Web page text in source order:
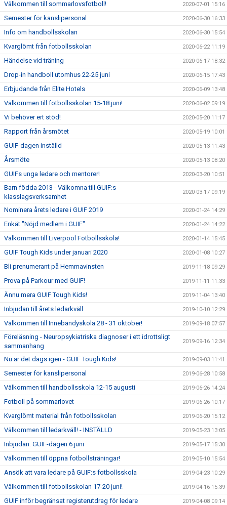
Välkommen till sommarlovsfotboll! 2020-07-01 15:16
Semester för kanslipersonal 2020-06-30 16:33
Info om handbollsskolan 2020-06-30 15:54
Kvarglömt från fotbollsskolan 2020-06-22 11:19
Händelse vid träning 2020-06-17 18:32
Drop-in handboll utomhus 22-25 juni 2020-06-15 17:43
Erbjudande från Elite Hotels 2020-06-09 13:48
Välkommen till fotbollsskolan 15-18 juni! 2020-06-02 09:19
Vi behöver ert stöd! 2020-05-20 11:17
Rapport från årsmötet 2020-05-19 10:01
GUIF-dagen inställd 2020-05-13 11:43
Årsmöte 2020-05-13 08:20
GUIFs unga ledare och mentorer! 2020-03-20 10:51
Barn födda 2013 - Välkomna till GUIF:s
klasslagsverksamhet
2020-03-17 09:19
Nominera årets ledare i GUIF 2019 2020-01-24 14:29
Enkät "Nöjd medlem i GUIF" 2020-01-24 14:22
Välkommen till Liverpool Fotbollsskola! 2020-01-14 15:45
GUIF Tough Kids under januari 2020 2020-01-08 10:27
Bli prenumerant på Hemmavinsten 2019-11-18 09:29
Prova på Parkour med GUIF! 2019-11-11 11:33
Ännu mera GUIF Tough Kids! 2019-11-04 13:40
Inbjudan till årets ledarkväll 2019-10-10 12:29
Välkommen till Innebandyskola 28 - 31 oktober! 2019-09-18 07:57
Föreläsning - Neuropsykiatriska diagnoser i ett idrottsligt
sammanhang
2019-09-16 12:34
Nu är det dags igen - GUIF Tough Kids! 2019-09-03 11:41
Semester för kanslipersonal 2019-06-28 10:58
Välkommen till handbollsskola 12-15 augusti 2019-06-26 14:24
Fotboll på sommarlovet 2019-06-26 10:17
Kvarglömt material från fotbollsskolan 2019-06-20 15:12
Välkommen till ledarkväll! - INSTÄLLD 2019-05-23 13:05
Inbjudan: GUIF-dagen 6 juni 2019-05-17 15:30
Välkommen till öppna fotbollsträningar! 2019-05-10 15:54
Ansök att vara ledare på GUIF:s fotbollsskola 2019-04-23 10:29
Välkommen till fotbollsskolan 17-20 juni! 2019-04-16 15:39
GUIF inför begränsat registerutdrag för ledare 2019-04-08 09:14